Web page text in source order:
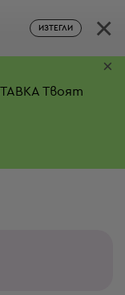
ИЗТЕГЛИ ×
Твоят
×